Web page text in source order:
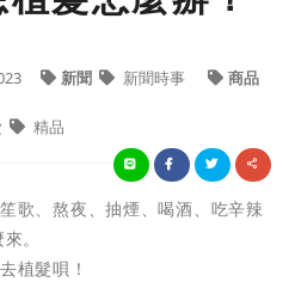
新聞 新聞時事 商品
精品
歌、熬夜、抽煙、喝酒、吃辛辣
。
植髮唄！